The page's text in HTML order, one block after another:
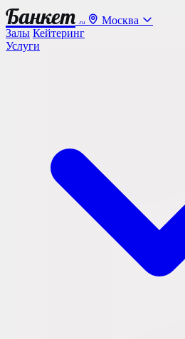
Банкет .ru
Москва
Залы Кейтеринг
Услуги